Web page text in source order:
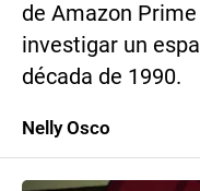
de Amazon
investigar un
década de 1990.
Nelly Osco